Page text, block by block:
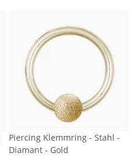
Piercing Klemmring - Stahl -
Diamant - Gold